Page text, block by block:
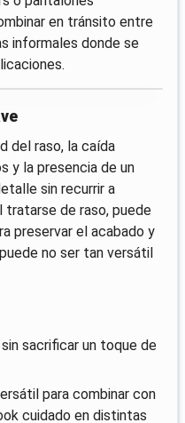
en tránsito entre
informales donde se
del raso, la caída
y la presencia de un
sin recurrir a
tratarse de raso, puede
preservar el acabado y
no ser tan versátil
sacrificar un toque de
para combinar con
cuidado en distintas